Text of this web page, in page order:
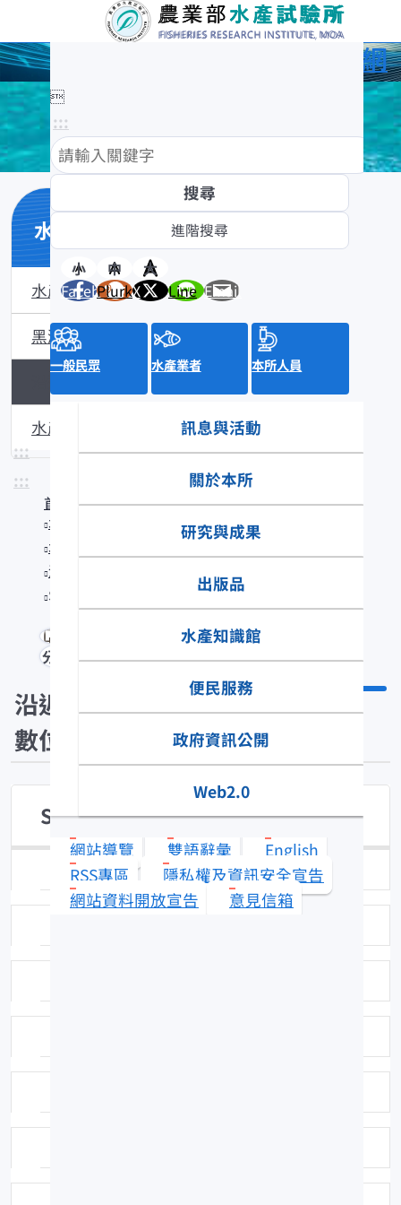
農業部水產試驗所全球資訊網

:::
小 中
大
Facebook
PlurkX Line Email
一般民眾 水產業者 本所人員
訊息與活動
關於本所
研究與成果
出版品
水產知識館
便民服務
政府資訊公開
Web2.0
網站導覽 雙語辭彙
English
RSS專區
隱私權及資訊安全宣告
網站資料開放宣告
意見信箱
:::
水產數位典藏
水產數位典藏介紹
黑潮漁業數位典藏
水產生物圖說
:::
首頁
水產知識館
水產數位典藏
沿近海標本數位典藏
Scorpaena miostoma
分享
沿近海標本
數位典藏
Scorpaena miostoma
日期：94-01-10